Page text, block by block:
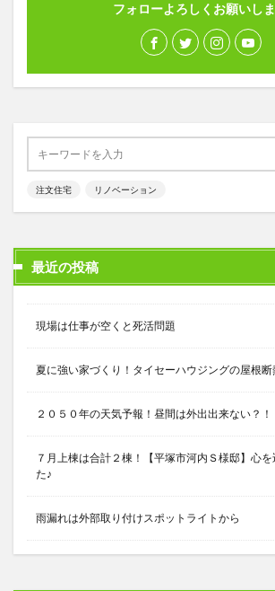
フォローよろしくお願いし
注文住宅 リノベーション
最近の投稿
現場は仕事が空くと死活問題
夏に強い家づくり！タイセーハウジングの屋根断
２０５０年の天気予報！昼間は外出出来ない？！
７月上棟は合計２棟！【平塚市河内Ｓ様邸】心
た♪
雨漏れは外部取り付けスポットライトから